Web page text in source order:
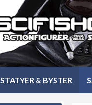
STATYER & BYSTER